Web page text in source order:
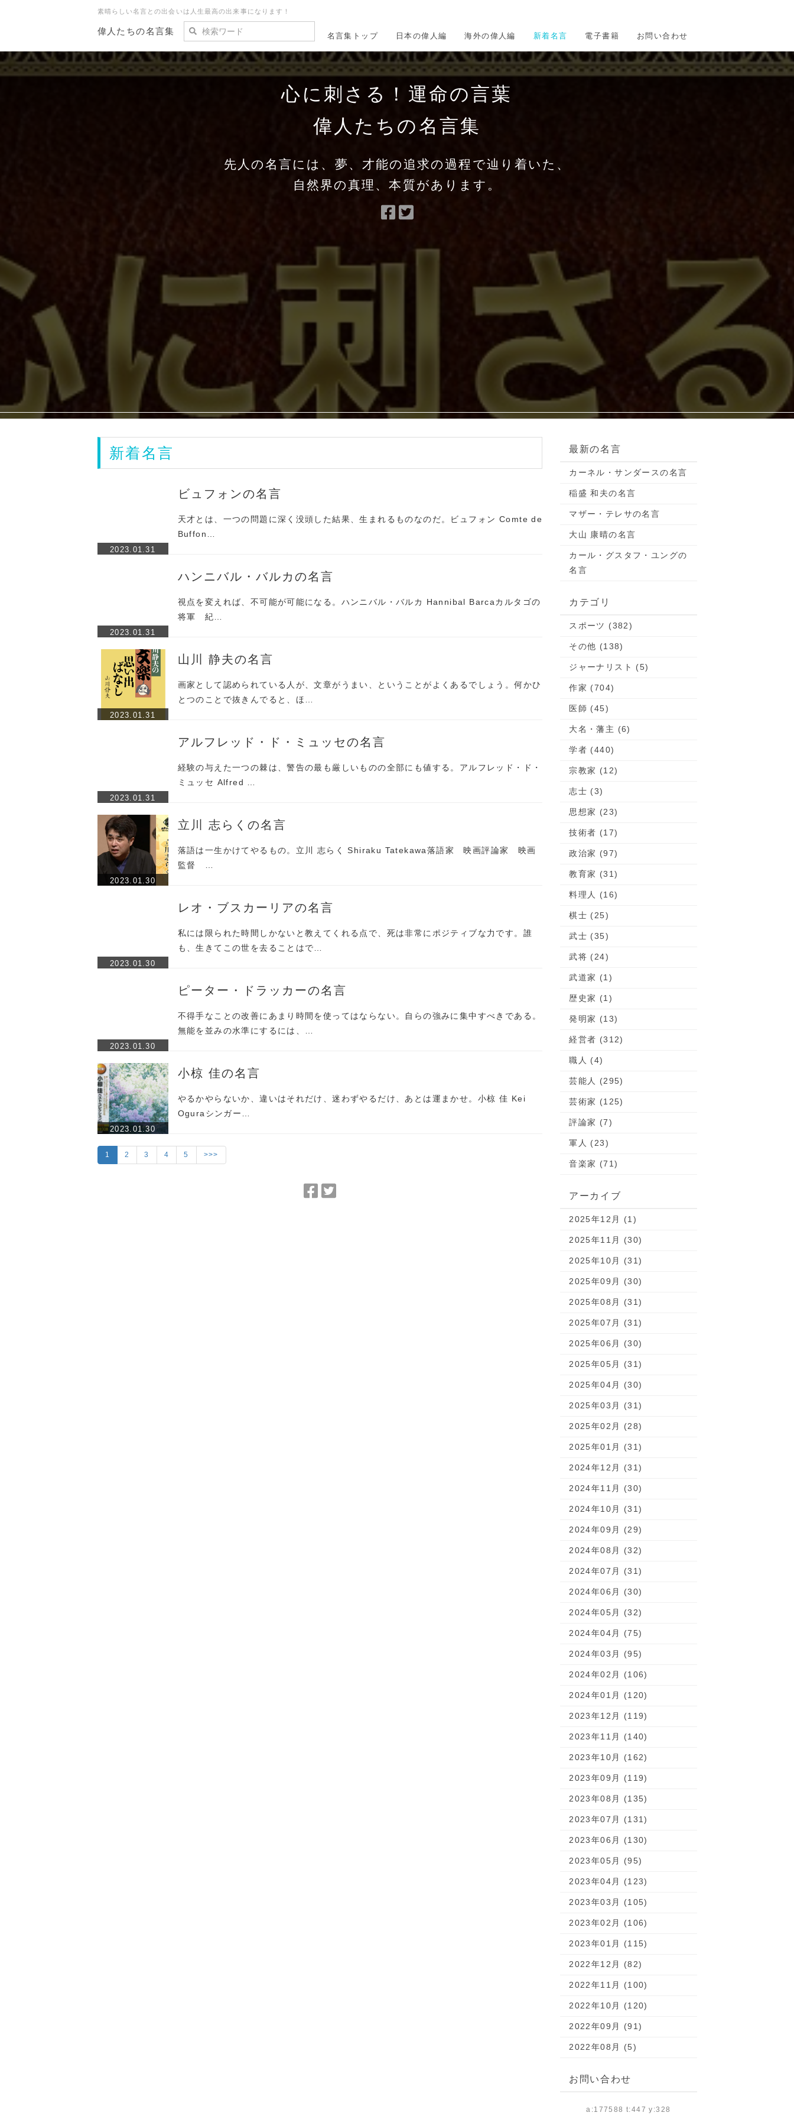
素晴らしい名言との出会いは人生最高の出来事になります！
偉人たちの名言集 名言集トップ 日本の偉人編 海外の偉人編 新着名言 電子書籍 お問い合わせ
心に刺さる！運命の言葉
偉人たちの名言集
先人の名言には、夢、才能の追求の過程で辿り着いた、
自然界の真理、本質があります。
Facebook
新着名言
2023.01.31
ビュフォンの名言
天才とは、一つの問題に深く没頭した結果、生まれるものなのだ。ビュフォン Comte de
Buffon…
2023.01.31
ハンニバル・バルカの名言
視点を変えれば、不可能が可能になる。ハンニバル・バルカ Hannibal Barcaカルタゴの
将軍 紀…
2023.01.31
山川 静夫の名言
画家として認められている人が、文章がうまい、ということがよくあるでしょう。何かひ
とつのことで抜きんでると、ほ…
2023.01.31
アルフレッド・ド・ミュッセの名言
経験の与えた一つの棘は、警告の最も厳しいものの全部にも値する。アルフレッド・ド・
ミュッセ Alfred …
2023.01.30
立川 志らくの名言
落語は一生かけてやるもの。立川 志らく Shiraku Tatekawa落語家 映画評論家 映画
監督 …
2023.01.30
レオ・ブスカーリアの名言
私には限られた時間しかないと教えてくれる点で、死は非常にポジティブな力です。誰
も、生きてこの世を去ることはで…
2023.01.30
ピーター・ドラッカーの名言
不得手なことの改善にあまり時間を使ってはならない。自らの強みに集中すべきである。
無能を並みの水準にするには、…
2023.01.30
小椋 佳の名言
やるかやらないか、違いはそれだけ、迷わずやるだけ、あとは運まかせ。小椋 佳 Kei
Oguraシンガー…
1 2 3 4 5 >>>
Facebook
最新の名言
カーネル・サンダースの名言
稲盛 和夫の名言
マザー・テレサの名言
大山 康晴の名言
カール・グスタフ・ユングの
名言
カテゴリ
スポーツ (382)
その他 (138)
ジャーナリスト (5)
作家 (704)
医師 (45)
大名・藩主 (6)
学者 (440)
宗教家 (12)
志士 (3)
思想家 (23)
技術者 (17)
政治家 (97)
教育家 (31)
料理人 (16)
棋士 (25)
武士 (35)
武将 (24)
武道家 (1)
歴史家 (1)
発明家 (13)
経営者 (312)
職人 (4)
芸能人 (295)
芸術家 (125)
評論家 (7)
軍人 (23)
音楽家 (71)
アーカイブ
2025年12月 (1)
2025年11月 (30)
2025年10月 (31)
2025年09月 (30)
2025年08月 (31)
2025年07月 (31)
2025年06月 (30)
2025年05月 (31)
2025年04月 (30)
2025年03月 (31)
2025年02月 (28)
2025年01月 (31)
2024年12月 (31)
2024年11月 (30)
2024年10月 (31)
2024年09月 (29)
2024年08月 (32)
2024年07月 (31)
2024年06月 (30)
2024年05月 (32)
2024年04月 (75)
2024年03月 (95)
2024年02月 (106)
2024年01月 (120)
2023年12月 (119)
2023年11月 (140)
2023年10月 (162)
2023年09月 (119)
2023年08月 (135)
2023年07月 (131)
2023年06月 (130)
2023年05月 (95)
2023年04月 (123)
2023年03月 (105)
2023年02月 (106)
2023年01月 (115)
2022年12月 (82)
2022年11月 (100)
2022年10月 (120)
2022年09月 (91)
2022年08月 (5)
お問い合わせ
a:177588 t:447 y:328